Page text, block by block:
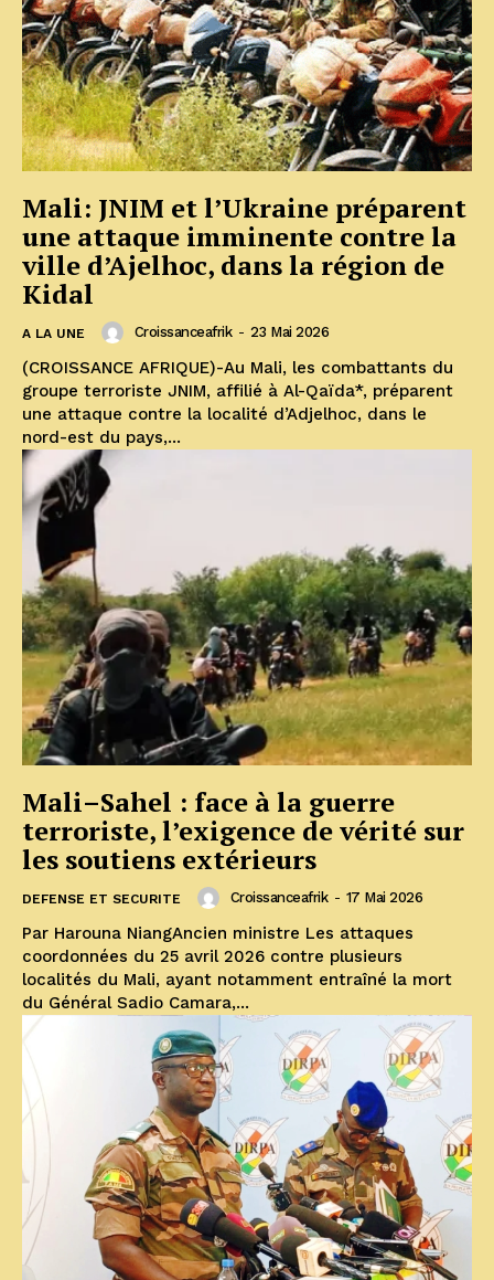
Mali: JNIM et l’Ukraine préparent
une attaque imminente contre la
ville d’Ajelhoc, dans la région de
Kidal
A LA UNE Croissanceafrik - 23 Mai 2026
(CROISSANCE AFRIQUE)-Au Mali, les combattants du
groupe terroriste JNIM, affilié à Al-Qaïda*, préparent
une attaque contre la localité d’Adjelhoc, dans le
nord-est du pays,...
Mali–Sahel : face à la guerre
terroriste, l’exigence de vérité sur
les soutiens extérieurs
DEFENSE ET SECURITE Croissanceafrik - 17 Mai 2026
Par Harouna NiangAncien ministre Les attaques
coordonnées du 25 avril 2026 contre plusieurs
localités du Mali, ayant notamment entraîné la mort
du Général Sadio Camara,...